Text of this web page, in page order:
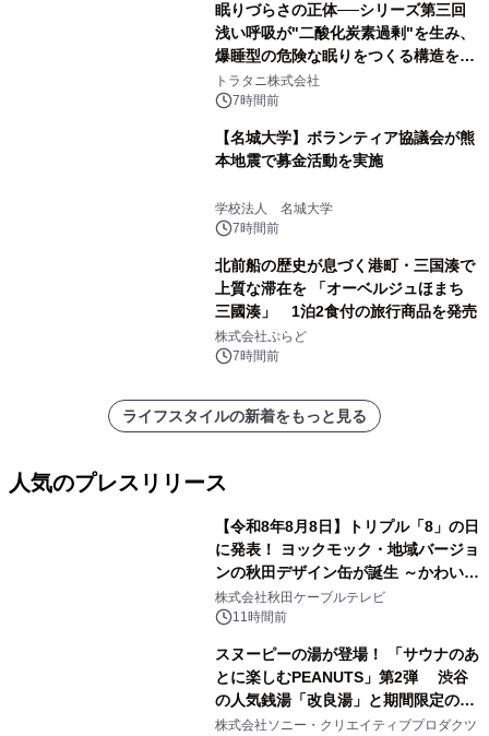
眠りづらさの正体──シリーズ第三回
浅い呼吸が"二酸化炭素過剰"を生み、
爆睡型の危険な眠りをつくる構造を解
説
トラタニ株式会社
7時間前
【名城大学】ボランティア協議会が熊
本地震で募金活動を実施
学校法人 名城大学
7時間前
北前船の歴史が息づく港町・三国湊で
上質な滞在を 「オーベルジュほまち
三國湊」 1泊2食付の旅行商品を発売
株式会社ぷらど
7時間前
ライフスタイルの新着をもっと見る
人気のプレスリリース
【令和8年8月8日】トリプル「8」の日
に発表！ ヨックモック・地域バージョ
ンの秋田デザイン缶が誕生 ～かわいい
秋田犬の子犬と秋田の四季と名所を巡
るパッケージ～ 9月1日(火)秋田県内で
株式会社秋田ケーブルテレビ
11時間前
スヌーピーの湯が登場！ 「サウナのあ
とに楽しむPEANUTS」第2弾 渋谷
の人気銭湯「改良湯」と期間限定のコ
ラボレーション サウナイキタイコラ
株式会社ソニー・クリエイティブプロダクツ